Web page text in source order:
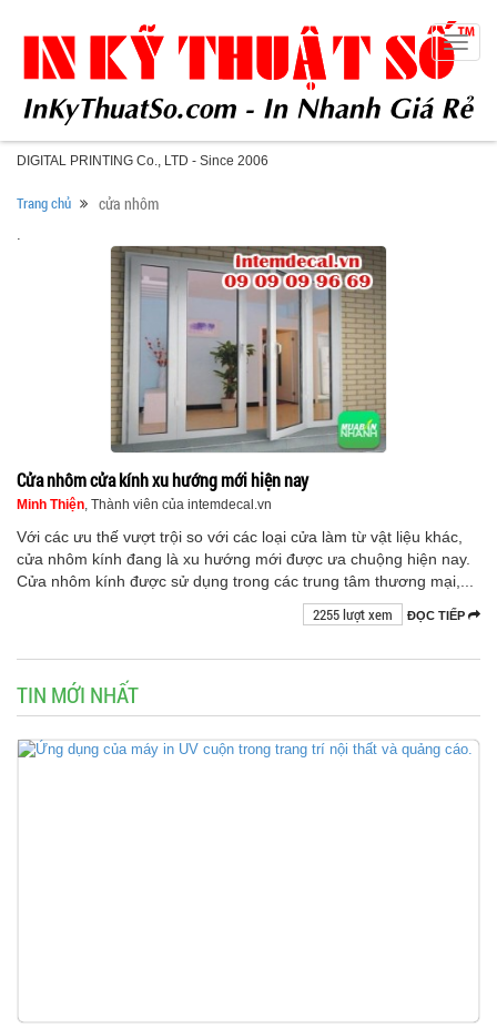
DIGITAL PRINTING Co., LTD - Since 2006
Toggle
Trang chủ cửa nhôm
.
Cửa nhôm cửa kính xu hướng mới hiện nay
Minh Thiện, Thành viên của intemdecal.vn
Với các ưu thế vượt trội so với các loại cửa làm từ vật liệu khác,
cửa nhôm kính đang là xu hướng mới được ưa chuộng hiện nay.
Cửa nhôm kính được sử dụng trong các trung tâm thương mại,...
ĐỌC TIẾP
2255 lượt xem
TIN MỚI NHẤT